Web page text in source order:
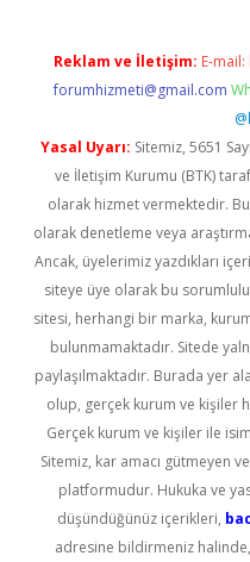
Reklam ve İletişim: E-mail:
forumhizmeti@gmail.com
Yasal Uyarı: Sitemiz, 5651
ve İletişim Kurumu (BTK)
olarak hizmet vermektedir.
olarak denetleme veya
Ancak, üyelerimiz yazdıkları
siteye üye olarak bu
sitesi, herhangi bir marka,
bulunmamaktadır. Sitede
paylaşılmaktadır. Burada yer
olup, gerçek kurum ve kişiler
Gerçek kurum ve kişiler ile
Sitemiz, kar amacı gütmeyen
platformudur. Hukuka ve
düşündüğünüz içerikleri,
adresine bildirmeniz